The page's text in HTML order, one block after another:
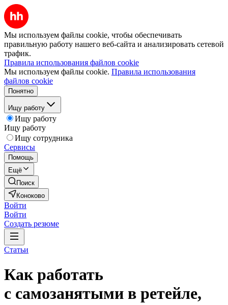
Мы используем файлы cookie, чтобы обеспечивать
правильную работу нашего веб-сайта и анализировать сетевой
трафик.
Правила использования файлов cookie
Мы используем файлы cookie. Правила использования
файлов cookie
Понятно
Ищу работу
Ищу работу
Ищу работу
Ищу сотрудника
Сервисы
Помощь
Ещё
Поиск
Коноково
Войти
Войти
Создать резюме
Статьи
Как работать
с самозанятыми в ретейле,